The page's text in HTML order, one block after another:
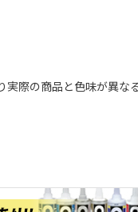
実際の商品と色味が異な